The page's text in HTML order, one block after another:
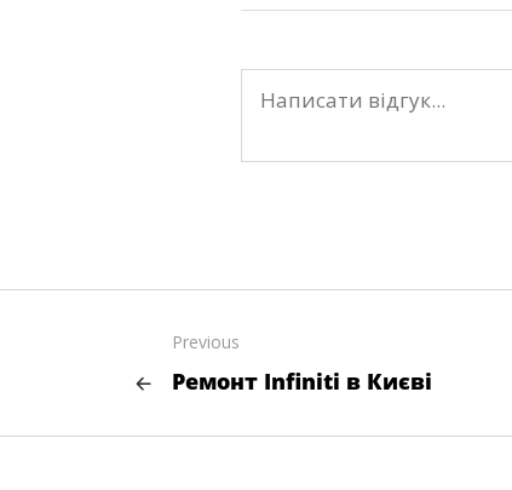
Previous
Ремонт Infiniti в Києві